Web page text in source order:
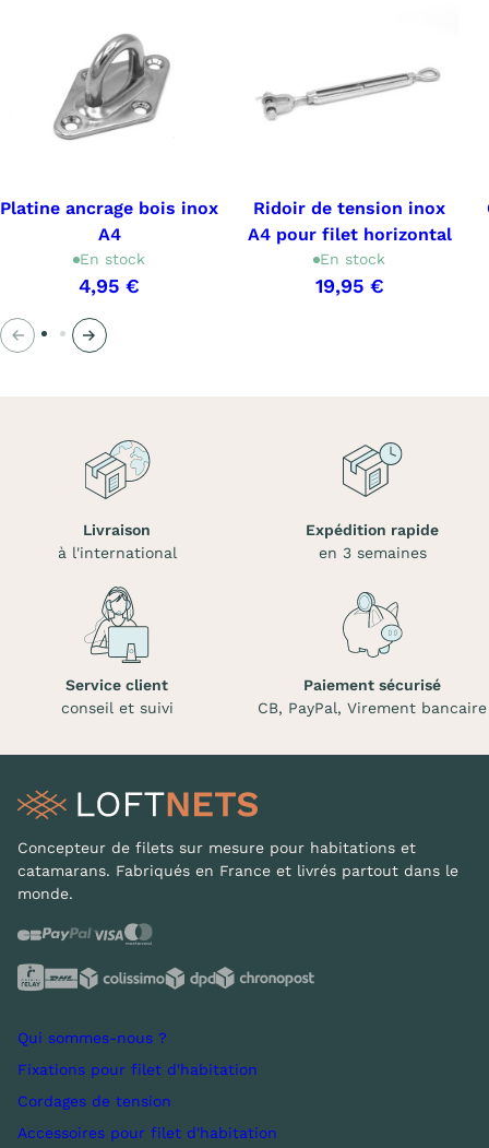
Platine ancrage bois inox
A4
En stock
4,95 €
Ridoir de tension inox
A4 pour filet horizontal
En stock
19,95 €
PrécédentSuivant
Livraison
à l'international
Expédition rapide
en 3 semaines
Service client
conseil et suivi
Paiement sécurisé
CB, PayPal, Virement bancaire
Concepteur de filets sur mesure pour habitations et
catamarans. Fabriqués en France et livrés partout dans le
monde.
Qui sommes-nous ?
Fixations pour filet d'habitation
Cordages de tension
Accessoires pour filet d'habitation